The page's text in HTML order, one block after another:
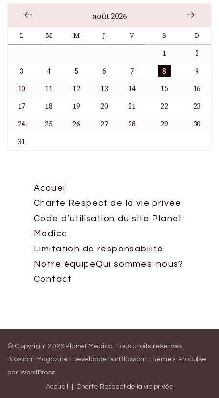
août 2026
L M M J V S D
1
2
3
4 5 6 7 8
9
10
11 12 13 14 15
16
17
18 19 20 21 22
23
24
25 26 27 28 29
30
31
Accueil
Charte Respect de la vie privée
Code d’utilisation du site Planet
Medica
Limitation de responsabilité
Notre équipeQui sommes-nous?
Contact
© Copyright.2026 Planet Medica. Tous droits réservés.
Blossom Magazine | Developpé parBlossom Themes. Propulsé
par WordPress
Accueil Charte Respect de la vie privée